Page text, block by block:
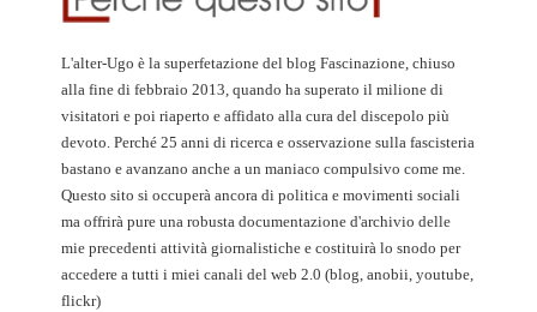
L'alter-Ugo è la superfetazione del blog Fascinazione, chiuso
alla fine di febbraio 2013, quando ha superato il milione di
visitatori e poi riaperto e affidato alla cura del discepolo più
devoto. Perché 25 anni di ricerca e osservazione sulla fascisteria
bastano e avanzano anche a un maniaco compulsivo come me.
Questo sito si occuperà ancora di politica e movimenti sociali
ma offrirà pure una robusta documentazione d'archivio delle
mie precedenti attività giornalistiche e costituirà lo snodo per
accedere a tutti i miei canali del web 2.0 (blog, anobii, youtube,
flickr)